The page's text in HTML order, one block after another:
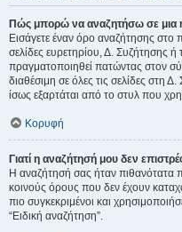
Πώς μπορώ να αναζητήσω σε μια
Εισάγετε έναν όρο αναζήτησης στο
σελίδες ευρετηρίου, Δ. Συζήτησης
πραγματοποιηθεί πατώντας στον
διαθέσιμη σε όλες τις σελίδες στη
ίσως εξαρτάται από το στυλ που
Κορυφή
Γιατί η αναζήτησή μου δεν
Η αναζήτησή σας ήταν πιθανότατα
κοινούς όρους που δεν έχουν
πιο συγκεκριμένοι και
“Ειδική αναζήτηση”.